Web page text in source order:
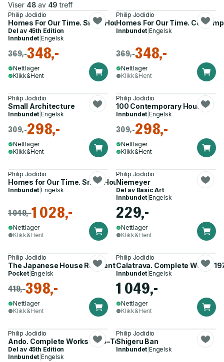
Viser 48 av 49 treff
Philip Jodidio
Homes For Our Time. Small Houses. 45th Ed.
Del av 45th Edition
Innbundet |Engelsk
369,-348,-
Nettlager
Klikk&Hent
Philip Jodidio
Homes For Our Time.
Innbundet |Engelsk
369,-348,-
Nettlager
Klikk&Hent
Philip Jodidio
Small Architecture
Innbundet |Engelsk
309,-298,-
Nettlager
Klikk&Hent
Philip Jodidio
100 Contemporary Houses
Innbundet |Engelsk
309,-298,-
Nettlager
Klikk&Hent
Philip Jodidio
Homes for Our Time. Small Houses
Innbundet |Engelsk
1 049,-1 028,-
Nettlager
Klikk&Hent
Philip Jodidio
Niemeyer
Del av Basic Art
Innbundet |Engelsk
229,-
Nettlager
Klikk&Hent
Philip Jodidio
The Japanese House Reinvented
Pocket| Engelsk
419,-398,-
Nettlager
Klikk&Hent
Philip Jodidio
Calatrava. Complete Works
Innbundet |Engelsk
1 049,-
Nettlager
Klikk&Hent
Philip Jodidio
Ando. Complete Works 1975–Today. 45th Ed.
Del av 45th Edition
Innbundet |Engelsk
Philip Jodidio
Shigeru Ban
Innbundet |Engelsk